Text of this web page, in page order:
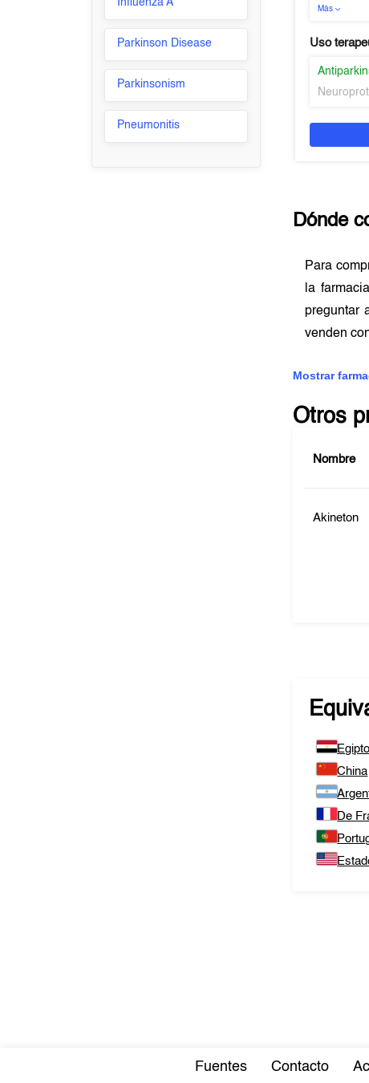
Influenza A
Parkinson Disease
Parkinsonism
Pneumonitis
Más
Uso
Dónde
Para
la
preguntar
venden
Mostrar
Otros
Nombre
Akineton
Egipto
China
De
Fuentes Contacto